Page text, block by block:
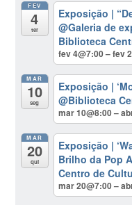
FEV
4
ter
Exposição |
@Galeria de
Biblioteca
fev 4@7:00 – fev
MAR
10
seg
Exposição |
@Biblioteca
mar 10@8:00 –
MAR
20
qui
Exposição |
Brilho da Pop
Centro de
mar 20@7:00 –